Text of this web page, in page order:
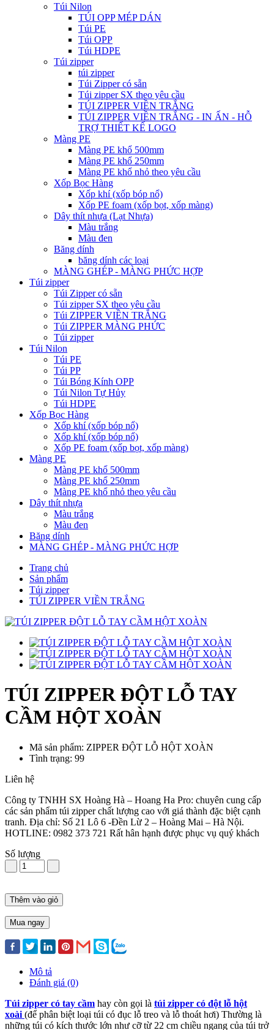
Túi Nilon
TÚI OPP MÉP DÁN
Túi PE
Túi OPP
Túi HDPE
Túi zipper
túi zipper
Túi Zipper có sẵn
Túi zipper SX theo yêu cầu
TÚI ZIPPER VIỀN TRẮNG
TÚI ZIPPER VIỀN TRẮNG - IN ẤN - HỖ
TRỢ THIẾT KẾ LOGO
Màng PE
Màng PE khổ 500mm
Màng PE khổ 250mm
Màng PE khổ nhỏ theo yêu cầu
Xốp Bọc Hàng
Xốp khí (xốp bóp nổ)
Xốp PE foam (xốp bọt, xốp màng)
Dây thít nhựa (Lạt Nhựa)
Màu trắng
Màu đen
Băng dính
băng dính các loại
MÀNG GHÉP - MÀNG PHỨC HỢP
Túi zipper
Túi Zipper có sẵn
Túi zipper SX theo yêu cầu
Túi ZIPPER VIỀN TRẮNG
Túi ZIPPER MÀNG PHỨC
Túi zipper
Túi Nilon
Túi PE
Túi PP
Túi Bóng Kính OPP
Túi Nilon Tự Hủy
Túi HDPE
Xốp Bọc Hàng
Xốp khí (xốp bóp nổ)
Xốp khí (xốp bóp nổ)
Xốp PE foam (xốp bọt, xốp màng)
Màng PE
Màng PE khổ 500mm
Màng PE khổ 250mm
Màng PE khổ nhỏ theo yêu cầu
Dây thít nhựa
Màu trắng
Màu đen
Băng dính
MÀNG GHÉP - MÀNG PHỨC HỢP
Trang chủ
Sản phẩm
Túi zipper
TÚI ZIPPER VIỀN TRẮNG
TÚI ZIPPER ĐỘT LỖ TAY
CẦM HỘT XOÀN
Mã sản phẩm: ZIPPER ĐỘT LỖ HỘT XOÀN
Tình trạng: 99
Liên hệ
Công ty TNHH SX Hoàng Hà – Hoang Ha Pro: chuyên cung cấp
các sản phẩm túi zipper chất lượng cao với giá thành đặc biệt cạnh
tranh. Địa chỉ: Số 21 Lô 6 -Đền Lừ 2 – Hoàng Mai – Hà Nội.
HOTLINE: 0982 373 721 Rất hân hạnh được phục vụ quý khách
Số lượng
Thêm vào giỏ
Mua ngay
Mô tả
Đánh giá (0)
Túi zipper có tay cầm hay còn gọi là túi zipper có đột lỗ hột
xoài (để phân biệt loại túi có đục lỗ treo và lỗ thoát hơi) Thường là
những túi có kích thước lớn như cỡ từ 22 cm chiều ngang của túi trở